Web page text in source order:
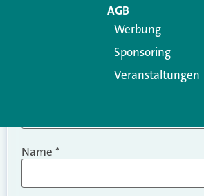
Name *
AGB
Werbung
Sponsoring
Veranstaltungen